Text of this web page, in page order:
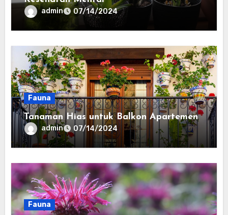
admin 07/14/2024
Fauna
Tanaman Hias untuk Balkon Apartemen
admin 07/14/2024
Fauna